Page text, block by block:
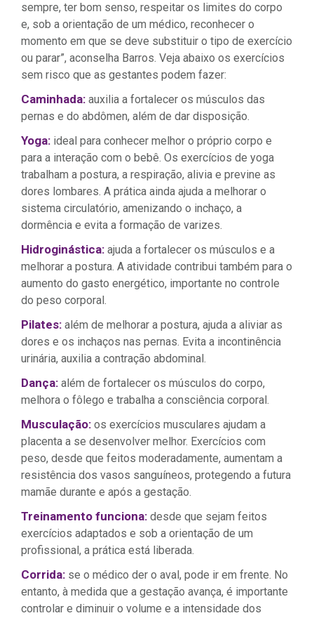
sempre, ter bom senso, respeitar os limites do corpo
e, sob a orientação de um médico, reconhecer o
momento em que se deve substituir o tipo de exercício
ou parar”, aconselha Barros. Veja abaixo os exercícios
sem risco que as gestantes podem fazer:
Caminhada: auxilia a fortalecer os músculos das
pernas e do abdômen, além de dar disposição.
Yoga: ideal para conhecer melhor o próprio corpo e
para a interação com o bebê. Os exercícios de yoga
trabalham a postura, a respiração, alivia e previne as
dores lombares. A prática ainda ajuda a melhorar o
sistema circulatório, amenizando o inchaço, a
dormência e evita a formação de varizes.
Hidroginástica: ajuda a fortalecer os músculos e a
melhorar a postura. A atividade contribui também para o
aumento do gasto energético, importante no controle
do peso corporal.
Pilates: além de melhorar a postura, ajuda a aliviar as
dores e os inchaços nas pernas. Evita a incontinência
urinária, auxilia a contração abdominal.
Dança: além de fortalecer os músculos do corpo,
melhora o fôlego e trabalha a consciência corporal.
Musculação: os exercícios musculares ajudam a
placenta a se desenvolver melhor. Exercícios com
peso, desde que feitos moderadamente, aumentam a
resistência dos vasos sanguíneos, protegendo a futura
mamãe durante e após a gestação.
Treinamento funciona: desde que sejam feitos
exercícios adaptados e sob a orientação de um
profissional, a prática está liberada.
Corrida: se o médico der o aval, pode ir em frente. No
entanto, à medida que a gestação avança, é importante
controlar e diminuir o volume e a intensidade dos